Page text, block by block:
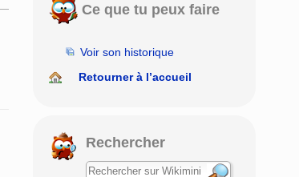
Ce que tu peux faire
Voir son historique
Retourner à l’accueil
Rechercher